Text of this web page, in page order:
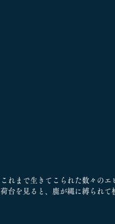
これまで生きてこられた数々の
荷台を見ると、鹿が縄に縛られて